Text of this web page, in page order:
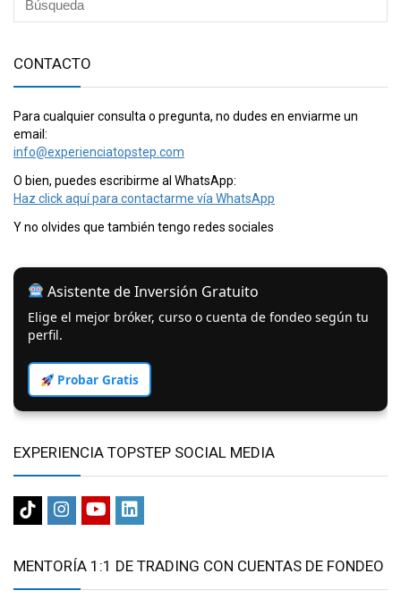
CONTACTO
Para cualquier consulta o pregunta, no dudes en enviarme un
email:
info@experienciatopstep.com
O bien, puedes escribirme al WhatsApp:
Haz click aquí para contactarme vía WhatsApp
Y no olvides que también tengo redes sociales
Asistente de Inversión Gratuito
Elige el mejor bróker, curso o cuenta de fondeo según tu
perfil.
Probar Gratis
EXPERIENCIA TOPSTEP SOCIAL MEDIA
MENTORÍA 1:1 DE TRADING CON CUENTAS DE FONDEO